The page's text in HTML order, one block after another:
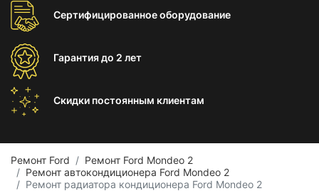
Сертифицированноеоборудование
Гарантиядо 2 лет
Скидки постоянным клиентам
Ремонт Ford
Ремонт Ford Mondeo 2
Ремонт автокондиционера Ford Mondeo 2
Ремонт радиатора кондиционера Ford Mondeo 2